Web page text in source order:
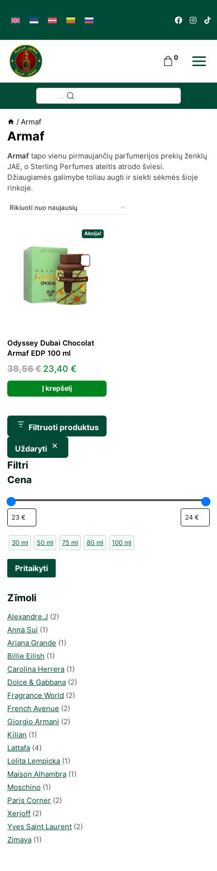
content
0
/ Armaf
Armaf
Armaf tapo vienu pirmaujančių parfumerijos prekių ženklų
JAE, o Sterling Perfumes ateitis atrodo šviesi.
Džiaugiamės galimybe toliau augti ir siekti sėkmės šioje
rinkoje.
Akcija!
Odyssey Dubai Chocolat
Armaf EDP 100 ml
38,56€ Original
price
was:
23,40 €
price
is:
Į krepšelį
Filtruoti produktus
Uždaryti
Filtri
Cena
30 ml 50 ml 75 ml 80 ml 100 ml
Pritaikyti
Zīmoli
Alexandre.J (2)
Anna Sui (1)
Ariana Grande (1)
Billie Eilish (1)
Carolina Herrera (1)
Dolce & Gabbana (2)
Fragrance World (2)
French Avenue (2)
Giorgio Armani (2)
Kilian (1)
Lattafa (4)
Lolita Lempicka (1)
Maison Alhambra (1)
Moschino (1)
Paris Corner (2)
Xerjoff (2)
Yves Saint Laurent (2)
Zimaya (1)